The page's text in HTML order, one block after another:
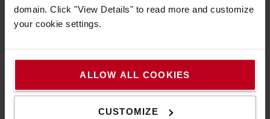
domain. Click "View Details" to read more and customize
your cookie settings.
ALLOW ALL COOKIES
CUSTOMIZE
Hubhöhe (mm) 9500
1
Gute Alternative zu einem Neugerät
Optik / Lackierung
neuwertig
Sicherheitsprüfungen:neu
neu
ERFAHREN SIE MEHR